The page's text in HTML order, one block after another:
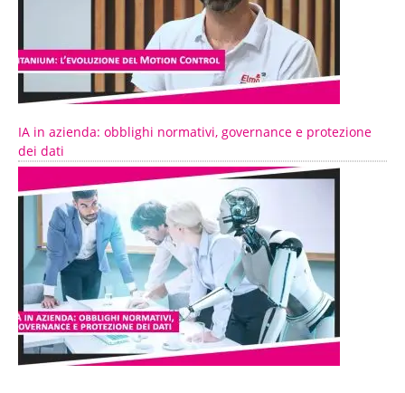
IA in azienda: obblighi normativi, governance e protezione
dei dati